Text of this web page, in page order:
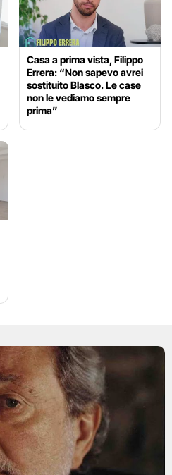
Casa a prima vista, Filippo
Errera: “Non sapevo avrei
sostituito Blasco. Le case
non le vediamo sempre
prima”